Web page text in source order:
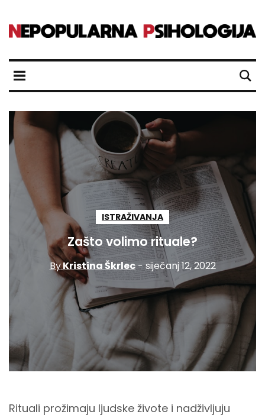
ISTRAŽIVANJA
Zašto volimo rituale?
ByKristina Škrlec - siječanj 12, 2022
Rituali prožimaju ljudske živote i nadživljuju